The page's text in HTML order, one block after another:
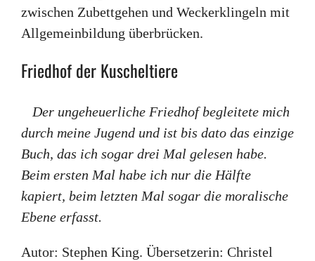
zwischen Zubettgehen und Weckerklingeln mit
Allgemeinbildung überbrücken.
Friedhof der Kuscheltiere
Der ungeheuerliche Friedhof begleitete mich
durch meine Jugend und ist bis dato das einzige
Buch, das ich sogar drei Mal gelesen habe.
Beim ersten Mal habe ich nur die Hälfte
kapiert, beim letzten Mal sogar die moralische
Ebene erfasst.
Autor: Stephen King. Übersetzerin: Christel